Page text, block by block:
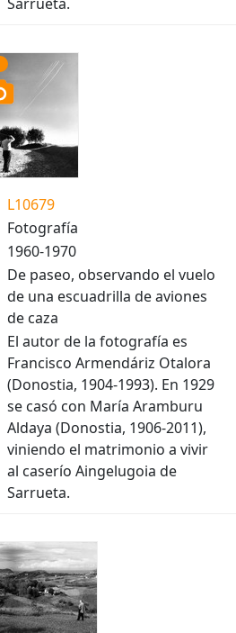
L10679
Fotografía
1960-1970
De paseo, observando el vuelo
de una escuadrilla de aviones
de caza
El autor de la fotografía es
Francisco Armendáriz Otalora
(Donostia, 1904-1993). En 1929
se casó con María Aramburu
Aldaya (Donostia, 1906-2011),
viniendo el matrimonio a vivir
al caserío Aingelugoia de
Sarrueta.